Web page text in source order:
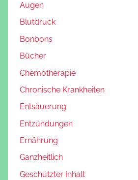
Augen
Blutdruck
Bonbons
Bücher
Chemotherapie
Chronische Krankheiten
Entsäuerung
Entzündungen
Ernährung
Ganzheitlich
Geschützter Inhalt